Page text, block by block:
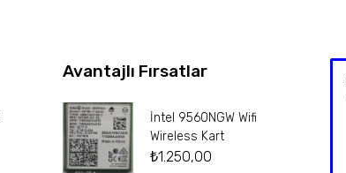
Avantajlı Fırsatlar
İntel 9560NGW Wifi
Wireless Kart
₺1.250,00